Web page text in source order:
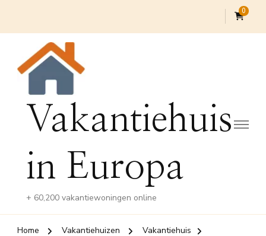
0
Vakantiehuis
in Europa
+ 60,200 vakantiewoningen online
Home Vakantiehuizen
Vakantiehuis